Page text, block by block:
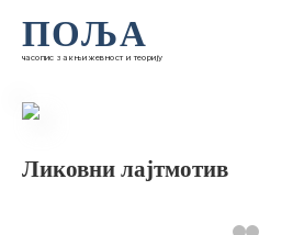
ПОЉА
часопис за књижевност и теорију
Ликовни лајтмотив